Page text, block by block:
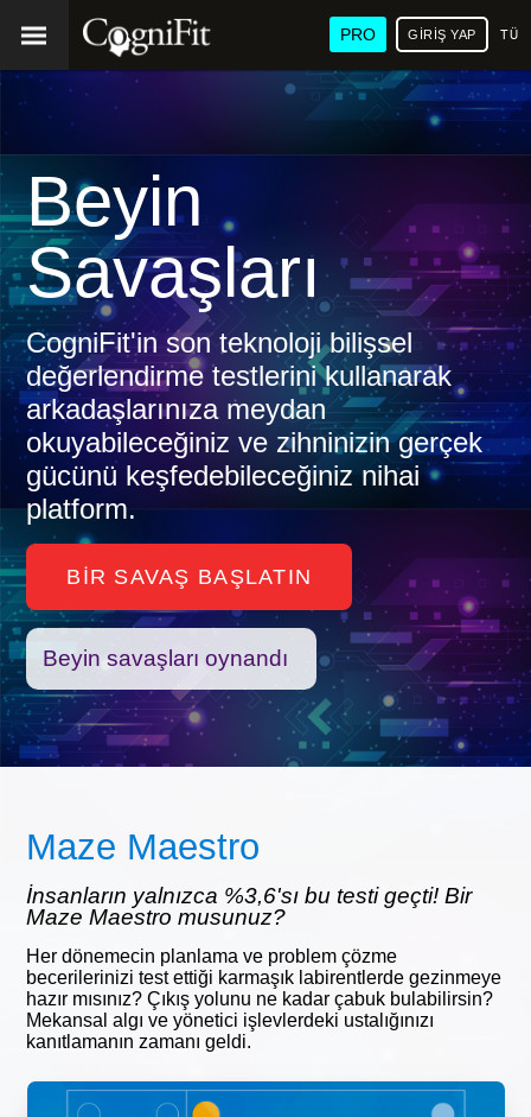
PRO GIRIŞ YAP
Beyin
Savaşları
CogniFit'in son teknoloji bilişsel
değerlendirme testlerini kullanarak
arkadaşlarınıza meydan
okuyabileceğiniz ve zihninizin gerçek
gücünü keşfedebileceğiniz nihai
platform.
BIR SAVAŞ BAŞLATIN
Beyin savaşları oynandı
Maze Maestro
İnsanların yalnızca %3,6'sı bu testi geçti! Bir
Maze Maestro musunuz?
Her dönemecin planlama ve problem çözme
becerilerinizi test ettiği karmaşık labirentlerde gezinmeye
hazır mısınız? Çıkış yolunu ne kadar çabuk bulabilirsin?
Mekansal algı ve yönetici işlevlerdeki ustalığınızı
kanıtlamanın zamanı geldi.